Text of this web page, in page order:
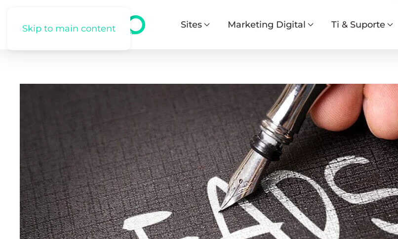
Skip to main content Sites Marketing Digital Ti & Suporte